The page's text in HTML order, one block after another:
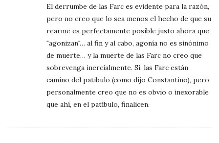
El derrumbe de las Farc es evidente para la razón,
pero no creo que lo sea menos el hecho de que su
rearme es perfectamente posible justo ahora que
"agonizan"… al fin y al cabo, agonía no es sinónimo
de muerte… y la muerte de las Farc no creo que
sobrevenga inercialmente. Si, las Farc están
camino del patíbulo (como dijo Constantino), pero
personalmente creo que no es obvio o inexorable
que ahí, en el patíbulo, finalicen.